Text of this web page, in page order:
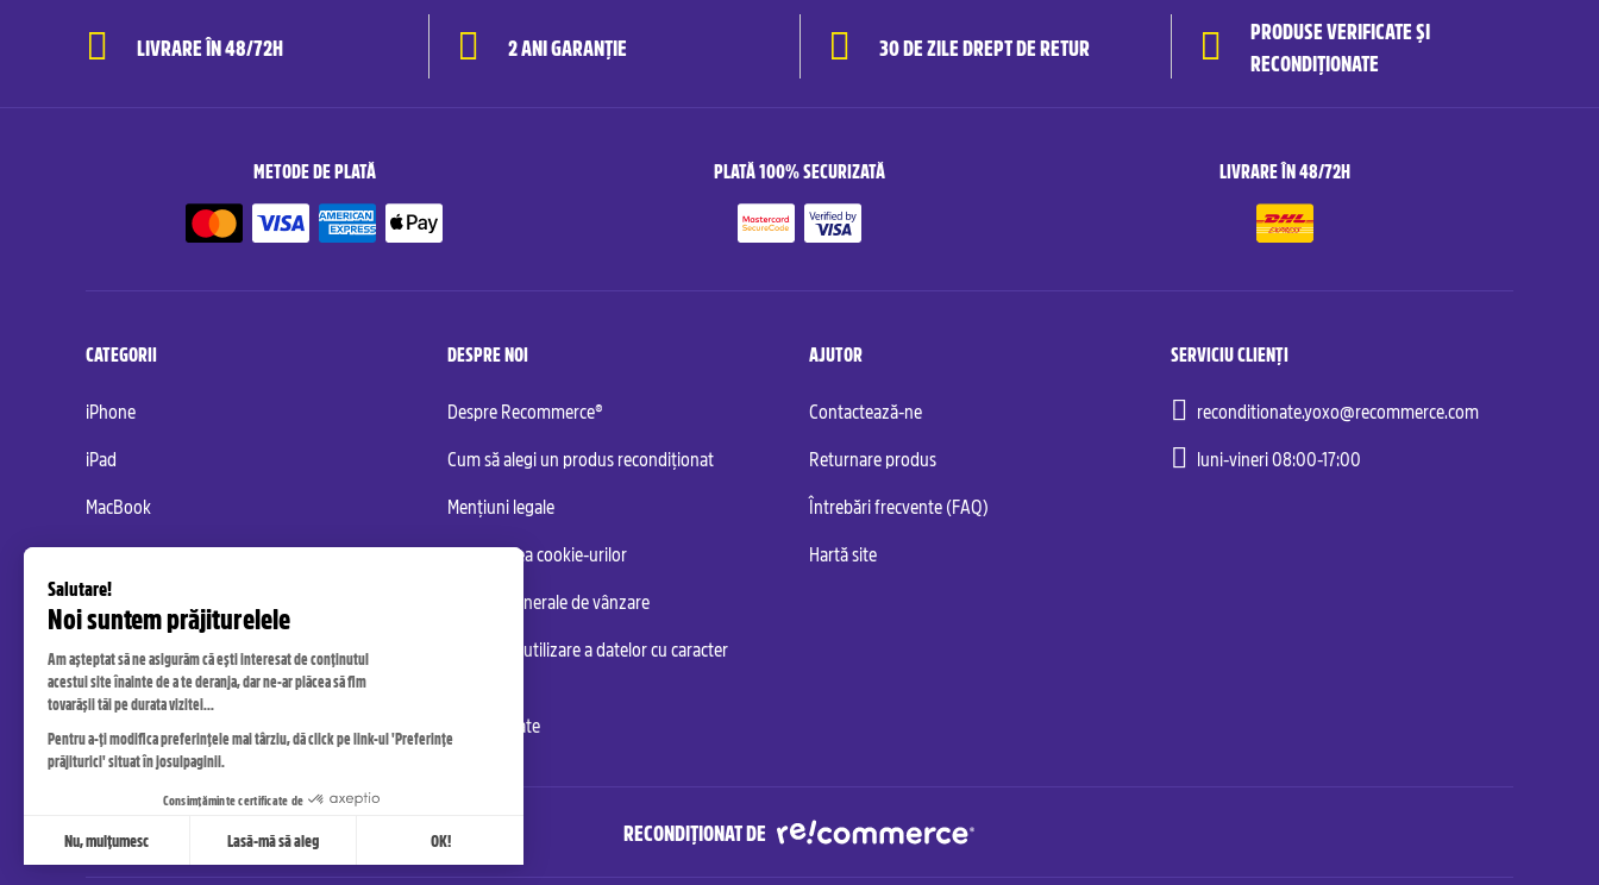
LIVRARE ÎN 48/72H 2 ANI GARANȚIE 30 DE ZILE DREPT DE RETUR
PRODUSE VERIFICATE ȘI
RECONDIȚIONATE
METODE DE PLATĂ PLATĂ 100% SECURIZATĂ LIVRARE ÎN 48/72H
CATEGORII
iPhone
iPad
MacBook
Samsung
Galaxy Tab
DESPRE NOI
Despre Recommerce®
Cum să alegi un produs recondiționat
Mențiuni legale
Gestionarea cookie-urilor
Condiții generale de vânzare
Politica de utilizare a datelor cu caracter
Accesibilitate
AJUTOR
Contactează-ne
Returnare produs
Întrebări frecvente (FAQ)
Hartă site
SERVICIU CLIENȚI
reconditionate.yoxo@recommerce.com
luni-vineri 08:00-17:00
RECONDIȚIONAT DE